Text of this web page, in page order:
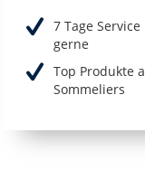
7 Tage
gerne
Top Produkte
Sommeliers